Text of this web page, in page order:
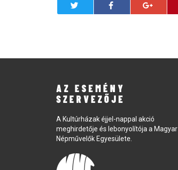
AZ ESEMÉNY
SZERVEZŐJE
A Kultúrházak éjjel-nappal akció
meghirdetője és lebonyolítója a Magyar
Népművelők Egyesülete.